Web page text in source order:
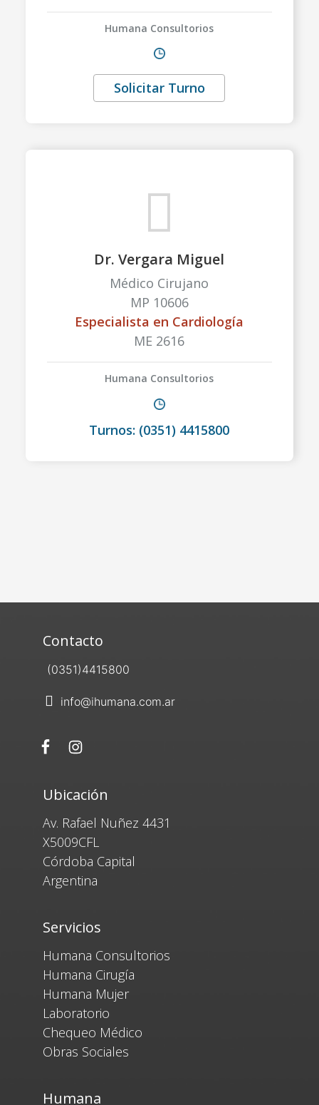
Humana Consultorios
Solicitar Turno
Dr. Vergara Miguel
Médico Cirujano
MP 10606
Especialista en Cardiología
ME 2616
Humana Consultorios
Turnos: (0351) 4415800
Contacto
(0351)4415800
info@ihumana.com.ar
Ubicación
Av. Rafael Nuñez 4431
X5009CFL
Córdoba Capital
Argentina
Servicios
Humana Consultorios
Humana Cirugía
Humana Mujer
Laboratorio
Chequeo Médico
Obras Sociales
Humana